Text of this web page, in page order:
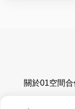
分抵扣方式付
分」後計算所
閱https://
關於01空間合